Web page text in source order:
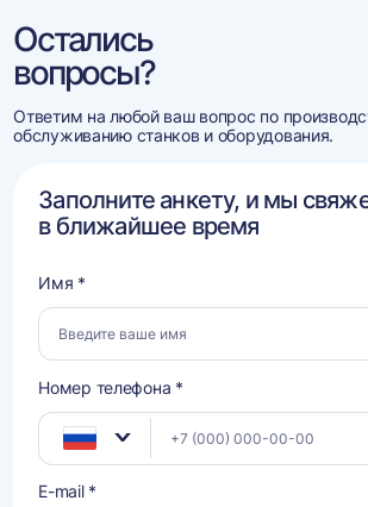
Остались
вопросы?
Ответим на любой ваш вопрос по
обслуживанию станков и оборудования.
Заполните анкету, и мы
в ближайшее время
Имя *
Номер телефона *
E-mail *